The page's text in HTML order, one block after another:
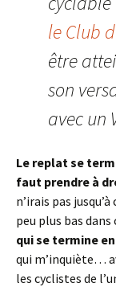
le Club
être
son
avec un
Le replat se
faut prendre à
n’irais pas
peu plus bas dans
qui se termine
qui m’inquiète…
les cyclistes de